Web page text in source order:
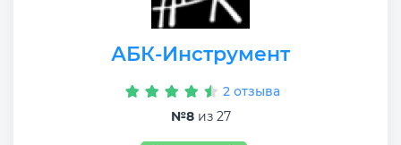
АБК-Инструмент
2 отзыва
№8из 27